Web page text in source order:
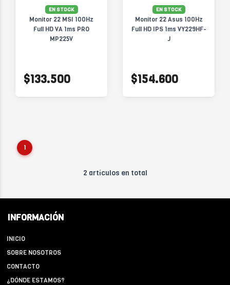
EN STOCK
Monitor 22 MSI 100Hz
Full HD VA 1ms PRO
MP225V
$133.500
EN STOCK
Monitor 22 Asus 100Hz
Full HD IPS 1ms VY229HF-
J
$154.600
1
2 artículos en total
INFORMACIÓN
INICIO
SOBRE NOSOTROS
CONTACTO
¿DÓNDE ESTAMOS?